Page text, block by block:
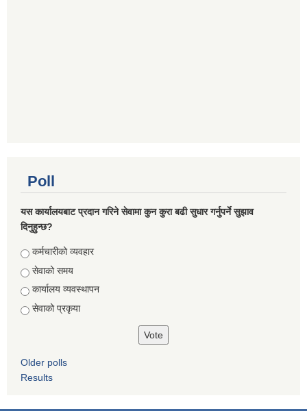
Poll
यस कार्यालयबाट प्रदान गरिने सेवामा कुन कुरा बढी सुधार गर्नुपर्ने सुझाव
दिनुहुन्छ?
Choices
कर्मचारीको व्यवहार
सेवाको समय
कार्यालय व्यवस्थापन
सेवाको प्रकृया
Older polls
Results